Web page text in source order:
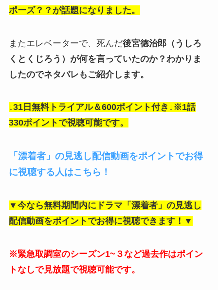
ポーズ？？が話題になりました。
またエレベーターで、死んだ後宮徳治郎（うしろ
くとくじろう）が何を言っていたのか？わかりま
したのでネタバレもご紹介します。
↓31日無料トライアル＆600ポイント付き↓※1話
330ポイントで視聴可能です。
「漂着者」の見逃し配信動画をポイントでお得
に視聴する人はこちら！
▼今なら無料期間内にドラマ「漂着者」の見逃し
配信動画をポイントでお得に視聴できます！▼
※緊急取調室のシーズン1~３など過去作はポイン
トなしで見放題で視聴可能です。